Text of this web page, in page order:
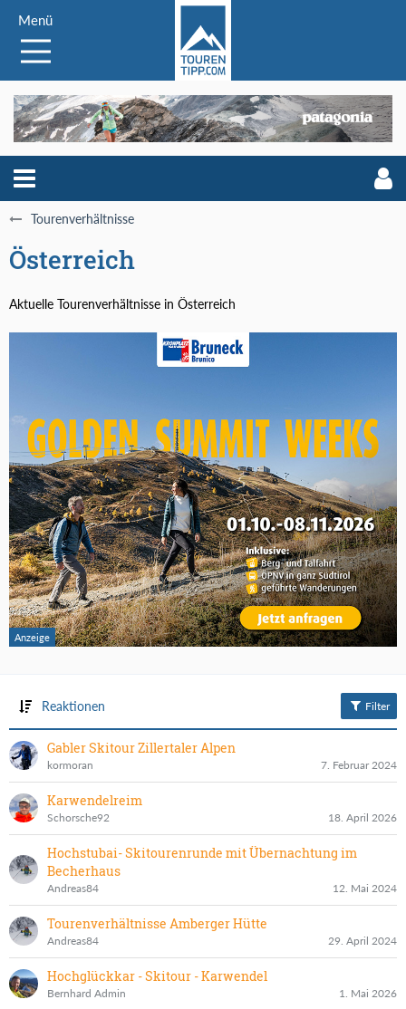
Menü
Tourenverhältnisse
Österreich
Aktuelle Tourenverhältnisse in Österreich
Reaktionen Filter
Gabler Skitour Zillertaler Alpen
kormoran 7. Februar 2024
Karwendelreim
Schorsche92 18. April 2026
Hochstubai- Skitourenrunde mit Übernachtung im
Becherhaus
Andreas84 12. Mai 2024
Tourenverhältnisse Amberger Hütte
Andreas84 29. April 2024
Hochglückkar - Skitour - Karwendel
Bernhard Admin 1. Mai 2026